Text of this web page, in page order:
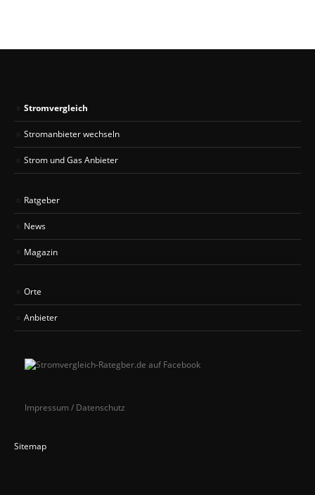
Stromvergleich
Stromanbieter wechseln
Strom und Gas Anbieter
Ratgeber
News
Magazin
Orte
Anbieter
Impressum / Datenschutz
Sitemap